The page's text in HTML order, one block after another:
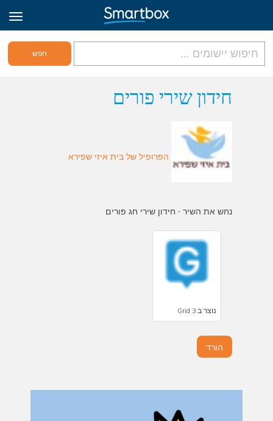
גריד אונליין
הירשם לאתר
חידון שירי פורים
הפרופיל של בית איזי שפירא
נחש את השיר - חידון שירי חג פורים
נוצר ב Grid 3
הורד